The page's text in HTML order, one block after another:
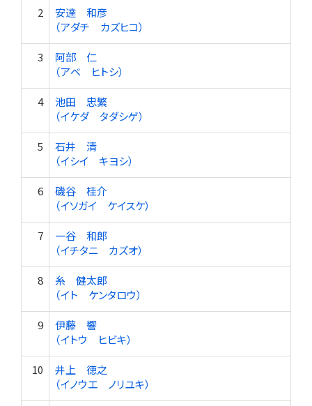
2
安達 和彦
（アダチ カズヒコ）
3
阿部 仁
（アベ ヒトシ）
4
池田 忠繁
（イケダ タダシゲ）
5
石井 清
（イシイ キヨシ）
6
磯谷 桂介
（イソガイ ケイスケ）
7
一谷 和郎
（イチタニ カズオ）
8
糸 健太郎
（イト ケンタロウ）
9
伊藤 響
（イトウ ヒビキ）
10
井上 徳之
（イノウエ ノリユキ）